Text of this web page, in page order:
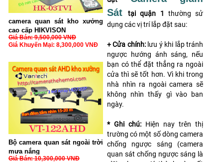
camera quan sát kho xưởng
cao cấp HIKVISON
Giá Bán: 9,500,000 VNĐ
Giá Khuyến Mại: 8,300,000 VNĐ
Bộ camera quan sát ngoài trời
mưa nắng
Giá Bán: 10,300,000 VNĐ
Sát
tại quận 1
thường sử
dụng các vị trí lắp đặt sau:
+ Cửa chính: lưu ý khi lắp tránh
ngược hướng ánh sáng, nếu
bạn có thể đặt thẳng ra ngoài
cửa thì sẽ tốt hơn. Vì khi trong
nhà nhìn ra ngoài camera sẽ
không nhìn thấy gì vào ban
ngày.
* Ghi chú: Hiện nay trên thị
trường có một số dòng camera
chống ngược sáng (camera
quan sát chống ngược sáng là